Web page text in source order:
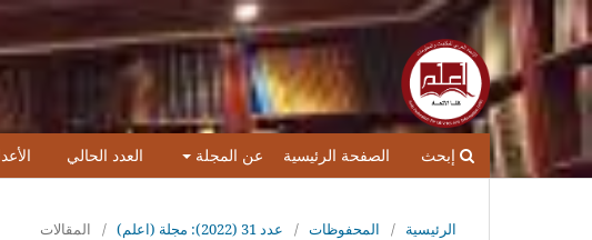
الصفحة الرئيسية عن المجلة العدد الحالي إبحث
الرئيسية / المحفوظات / عدد 31 (2022): مجلة (اعلم) / المقالات